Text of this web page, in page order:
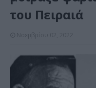
του Πειραιά